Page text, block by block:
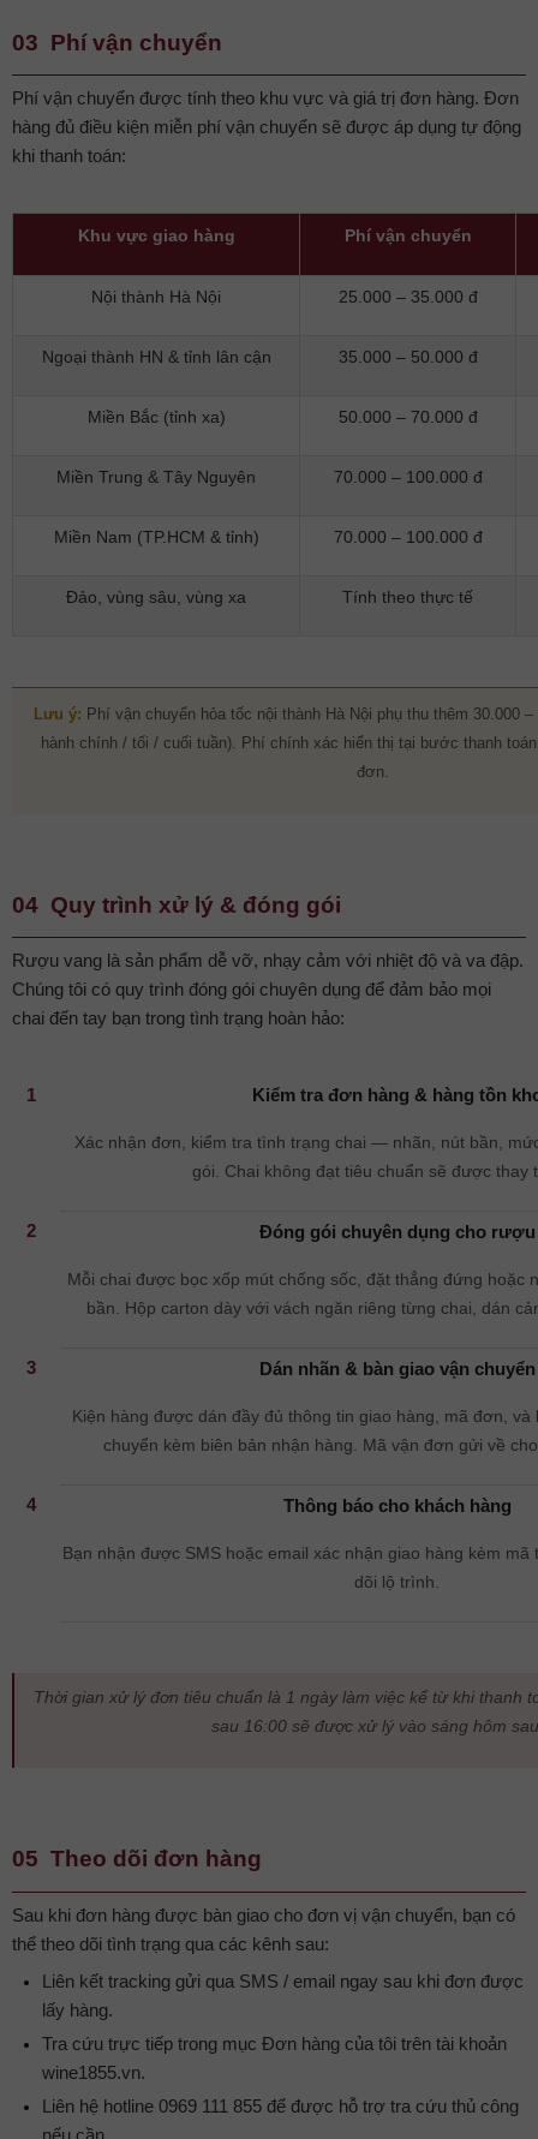
03 Phí vận chuyển
Phí vận chuyển được tính theo khu vực và giá trị đơn hàng. Đơn
hàng đủ điều kiện miễn phí vận chuyển sẽ được áp dụng tự động
khi thanh toán:
Khu vực giao hàng Phí vận chuyển
Nội thành Hà Nội 25.000 – 35.000 đ
Ngoại thành HN & tỉnh lân cận 35.000 – 50.000 đ
Miền Bắc (tỉnh xa) 50.000 – 70.000 đ
Miền Trung & Tây Nguyên 70.000 – 100.000 đ
Miền Nam (TP.HCM & tỉnh) 70.000 – 100.000 đ
Đảo, vùng sâu, vùng xa Tính theo thực tế
Lưu ý: Phí vận chuyển hỏa tốc nội thành Hà Nội phụ thu thêm 30.000
hành chính / tối / cuối tuần). Phí chính xác hiển thị tại bước thanh
đơn.
04 Quy trình xử lý & đóng gói
Rượu vang là sản phẩm dễ vỡ, nhạy cảm với nhiệt độ và va đập.
Chúng tôi có quy trình đóng gói chuyên dụng để đảm bảo mọi
chai đến tay bạn trong tình trạng hoàn hảo:
1 Kiểm tra đơn hàng & hàng tồn
Xác nhận đơn, kiểm tra tình trạng chai — nhãn, nút bần,
gói. Chai không đạt tiêu chuẩn sẽ được thay
2 Đóng gói chuyên dụng cho rượu
Mỗi chai được bọc xốp mút chống sốc, đặt thẳng đứng hoặc
bần. Hộp carton dày với vách ngăn riêng từng chai, dán
3 Dán nhãn & bàn giao vận chuyển
Kiện hàng được dán đầy đủ thông tin giao hàng, mã đơn, và
chuyển kèm biên bản nhận hàng. Mã vận đơn gửi về
4 Thông báo cho khách hàng
Bạn nhận được SMS hoặc email xác nhận giao hàng kèm mã
dõi lộ trình.
Thời gian xử lý đơn tiêu chuẩn là 1 ngày làm việc kể từ khi thanh
sau 16:00 sẽ được xử lý vào sáng hôm
05 Theo dõi đơn hàng
Sau khi đơn hàng được bàn giao cho đơn vị vận chuyển, bạn có
thể theo dõi tình trạng qua các kênh sau:
Liên kết tracking gửi qua SMS / email ngay sau khi đơn được
lấy hàng.
Tra cứu trực tiếp trong mục Đơn hàng của tôi trên tài khoản
wine1855.vn.
Liên hệ hotline 0969 111 855 để được hỗ trợ tra cứu thủ công
nếu cần.